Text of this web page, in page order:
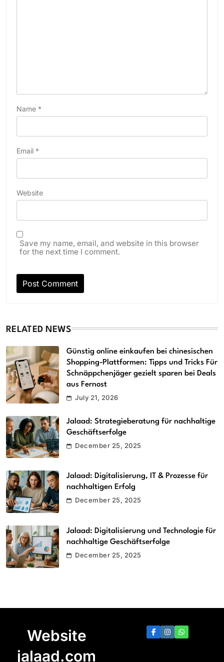
Name *
Email *
Website
Save my name, email, and website in this browser
for the next time I comment.
RELATED NEWS
Günstig online einkaufen bei chinesischen
Shopping-Plattformen: Tipps und Tricks Für
Schnäppchenjäger gezielt sparen bei Deals
aus Fernost
July 21, 2026
Jalaad: Strategieberatung für nachhaltige
Geschäftserfolge
December 25, 2025
Jalaad: Digitalisierung, IT & Prozesse für
nachhaltigen Erfolg
December 25, 2025
Jalaad: Digitalisierung und Technologie für
nachhaltige Geschäftserfolge
December 25, 2025
Website
jalaad.com